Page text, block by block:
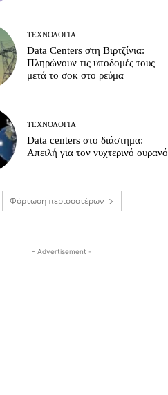
ΤΕΧΝΟΛΟΓΊΑ
Data Centers στη Βιρτζίνια:
Πληρώνουν τις υποδομές τους
μετά το σοκ στο ρεύμα
ΤΕΧΝΟΛΟΓΊΑ
Data centers στο διάστημα:
Απειλή για τον νυχτερινό ουρανό
Φόρτωση περισσοτέρων
- Advertisement -